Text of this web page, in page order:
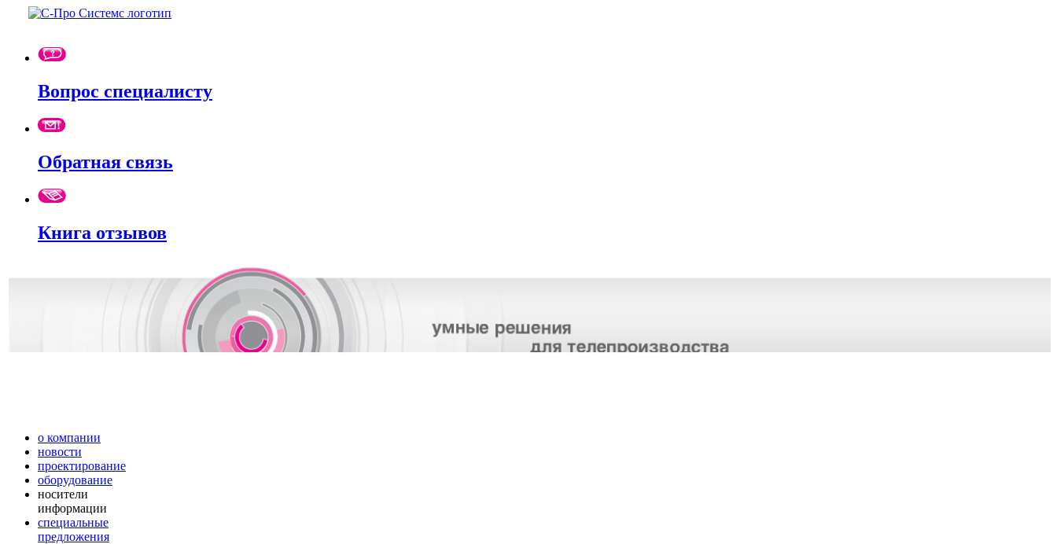
Вопрос специалисту
Обратная связь
Книга отзывов
о компании
новости
проектирование
оборудование
носители
информации
специальные
предложения